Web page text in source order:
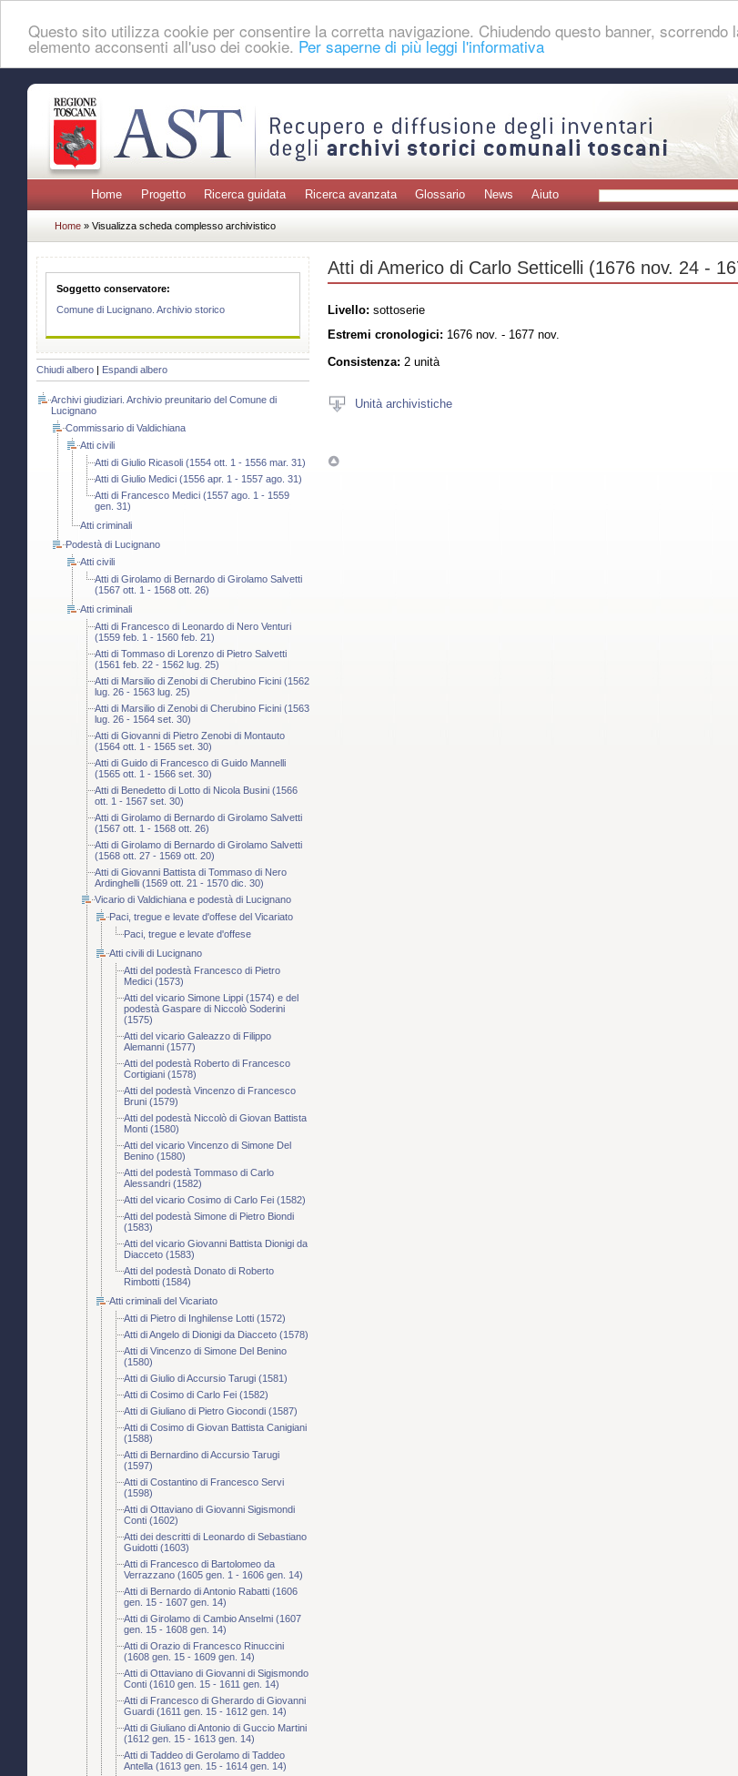
Questo sito utilizza cookie per consentire la corretta navigazione. Chiudendo questo banner, scorrendo
elemento acconsenti all'uso dei cookie. Per saperne di più leggi l'informativa
Home Progetto Ricerca guidata Ricerca avanzata Glossario News Aiuto
Home » Visualizza scheda complesso archivistico
Soggetto conservatore:
Comune di Lucignano. Archivio storico
Chiudi albero Espandi albero
Archivi giudiziari. Archivio preunitario del Comune di
Lucignano
Commissario di Valdichiana
Atti civili
Atti di Giulio Ricasoli (1554 ott. 1 - 1556 mar. 31)
Atti di Giulio Medici (1556 apr. 1 - 1557 ago. 31)
Atti di Francesco Medici (1557 ago. 1 - 1559
gen. 31)
Atti criminali
Podestà di Lucignano
Atti civili
Atti di Girolamo di Bernardo di Girolamo Salvetti
(1567 ott. 1 - 1568 ott. 26)
Atti criminali
Atti di Francesco di Leonardo di Nero Venturi
(1559 feb. 1 - 1560 feb. 21)
Atti di Tommaso di Lorenzo di Pietro Salvetti
(1561 feb. 22 - 1562 lug. 25)
Atti di Marsilio di Zenobi di Cherubino Ficini (1562
lug. 26 - 1563 lug. 25)
Atti di Marsilio di Zenobi di Cherubino Ficini (1563
lug. 26 - 1564 set. 30)
Atti di Giovanni di Pietro Zenobi di Montauto
(1564 ott. 1 - 1565 set. 30)
Atti di Guido di Francesco di Guido Mannelli
(1565 ott. 1 - 1566 set. 30)
Atti di Benedetto di Lotto di Nicola Busini (1566
ott. 1 - 1567 set. 30)
Atti di Girolamo di Bernardo di Girolamo Salvetti
(1567 ott. 1 - 1568 ott. 26)
Atti di Girolamo di Bernardo di Girolamo Salvetti
(1568 ott. 27 - 1569 ott. 20)
Atti di Giovanni Battista di Tommaso di Nero
Ardinghelli (1569 ott. 21 - 1570 dic. 30)
Vicario di Valdichiana e podestà di Lucignano
Paci, tregue e levate d'offese del Vicariato
Paci, tregue e levate d'offese
Atti civili di Lucignano
Atti del podestà Francesco di Pietro
Medici (1573)
Atti del vicario Simone Lippi (1574) e del
podestà Gaspare di Niccolò Soderini
(1575)
Atti del vicario Galeazzo di Filippo
Alemanni (1577)
Atti del podestà Roberto di Francesco
Cortigiani (1578)
Atti del podestà Vincenzo di Francesco
Bruni (1579)
Atti del podestà Niccolò di Giovan Battista
Monti (1580)
Atti del vicario Vincenzo di Simone Del
Benino (1580)
Atti del podestà Tommaso di Carlo
Alessandri (1582)
Atti del vicario Cosimo di Carlo Fei (1582)
Atti del podestà Simone di Pietro Biondi
(1583)
Atti del vicario Giovanni Battista Dionigi da
Diacceto (1583)
Atti del podestà Donato di Roberto
Rimbotti (1584)
Atti criminali del Vicariato
Atti di Pietro di Inghilense Lotti (1572)
Atti di Angelo di Dionigi da Diacceto (1578)
Atti di Vincenzo di Simone Del Benino
(1580)
Atti di Giulio di Accursio Tarugi (1581)
Atti di Cosimo di Carlo Fei (1582)
Atti di Giuliano di Pietro Giocondi (1587)
Atti di Cosimo di Giovan Battista Canigiani
(1588)
Atti di Bernardino di Accursio Tarugi
(1597)
Atti di Costantino di Francesco Servi
(1598)
Atti di Ottaviano di Giovanni Sigismondi
Conti (1602)
Atti dei descritti di Leonardo di Sebastiano
Guidotti (1603)
Atti di Francesco di Bartolomeo da
Verrazzano (1605 gen. 1 - 1606 gen. 14)
Atti di Bernardo di Antonio Rabatti (1606
gen. 15 - 1607 gen. 14)
Atti di Girolamo di Cambio Anselmi (1607
gen. 15 - 1608 gen. 14)
Atti di Orazio di Francesco Rinuccini
(1608 gen. 15 - 1609 gen. 14)
Atti di Ottaviano di Giovanni di Sigismondo
Conti (1610 gen. 15 - 1611 gen. 14)
Atti di Francesco di Gherardo di Giovanni
Guardi (1611 gen. 15 - 1612 gen. 14)
Atti di Giuliano di Antonio di Guccio Martini
(1612 gen. 15 - 1613 gen. 14)
Atti di Taddeo di Gerolamo di Taddeo
Antella (1613 gen. 15 - 1614 gen. 14)
Atti di Americo di Carlo Setticelli (1676 nov. 24 -
Livello: sottoserie
Estremi cronologici: 1676 nov. - 1677 nov.
Consistenza: 2 unità
Unità archivistiche